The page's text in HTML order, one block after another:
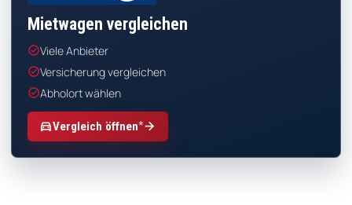
Mietwagen vergleichen
check_circleViele Anbieter
check_circleVersicherung vergleichen
check_circleAbholort wählen
directions_carVergleich öffnen*arrow_forward